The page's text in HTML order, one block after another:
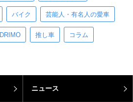
バイク 芸能人・有名人の愛車
DRIMO 推し車 コラム
ニュース